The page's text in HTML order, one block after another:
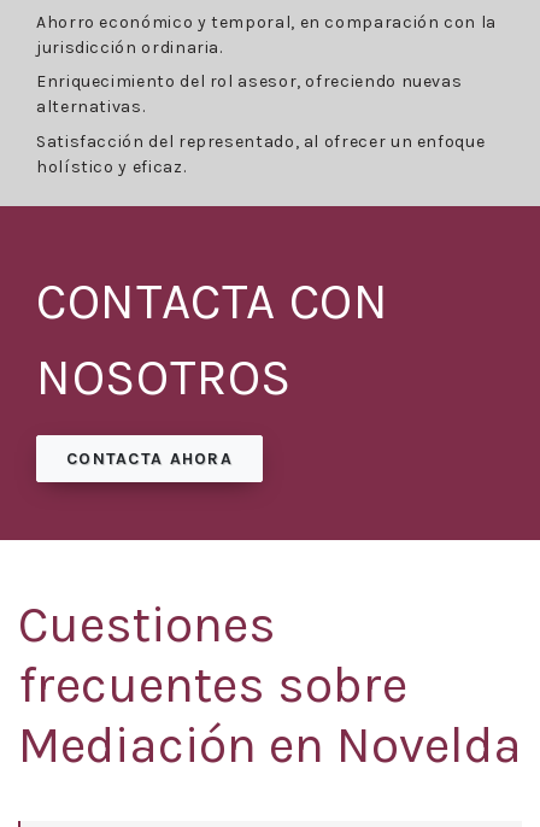
Ahorro económico y temporal, en comparación con la
jurisdicción ordinaria.
Enriquecimiento del rol asesor, ofreciendo nuevas
alternativas.
Satisfacción del representado, al ofrecer un enfoque
holístico y eficaz.
CONTACTA CON
NOSOTROS
CONTACTA AHORA
Cuestiones
frecuentes sobre
Mediación en Novelda